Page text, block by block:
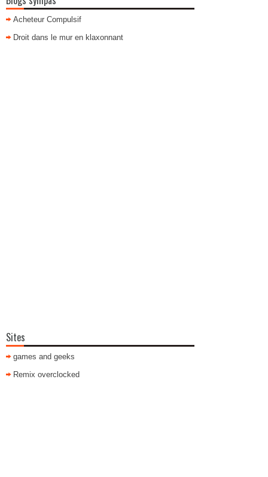
Acheteur Compulsif
Droit dans le mur en klaxonnant
Sites
games and geeks
Remix overclocked